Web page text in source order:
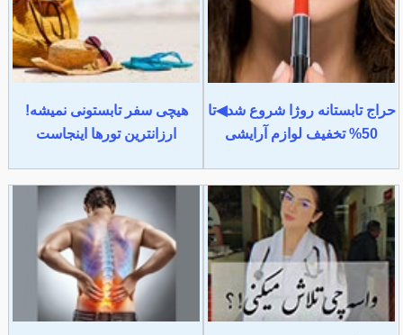
حراج تابستانه روژا شروع شد◀تا
50% تخفیف لوازم آرایشی
هیچی سفر تابستونی نمیشه!
ارزانترین تورها اینجاست